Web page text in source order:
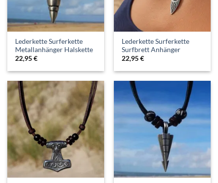
Lederkette Surferkette
Metallanhänger Halskette
22,95€
Lederkette Surferkette
Surfbrett Anhänger
22,95€